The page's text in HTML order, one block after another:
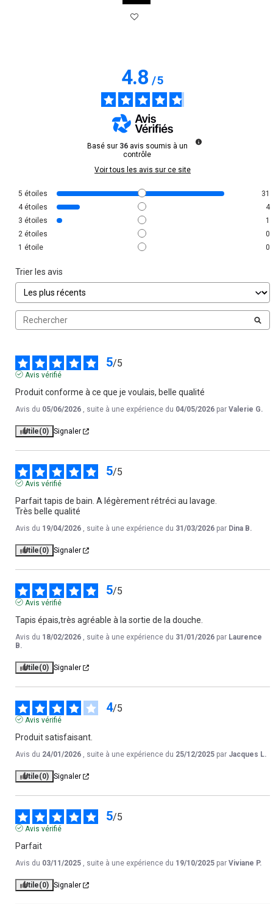
4.8/5
Basé sur 36 avis soumis à un
contrôle
Voir tous les avis sur ce site
5 étoiles
31
4 étoiles
4
3 étoiles
1
2 étoiles
0
1 étoile 0
Trier les avis
5/5
Avis vérifié
Produit conforme à ce que je voulais, belle qualité
Avis du 05/06/2026 , suite à une expérience du 04/05/2026 par Valerie G.
Utile(0) Signaler
5/5
Avis vérifié
Parfait tapis de bain. A légèrement rétréci au lavage.
Très belle qualité
Avis du 19/04/2026 , suite à une expérience du 31/03/2026 par Dina B.
Utile(0) Signaler
5/5
Avis vérifié
Tapis épais,très agréable à la sortie de la douche.
Avis du 18/02/2026 , suite à une expérience du 31/01/2026 par Laurence
B.
Utile(0) Signaler
4/5
Avis vérifié
Produit satisfaisant.
Avis du 24/01/2026 , suite à une expérience du 25/12/2025 par Jacques L.
Utile(0) Signaler
5/5
Avis vérifié
Parfait
Avis du 03/11/2025 , suite à une expérience du 19/10/2025 par Viviane P.
Utile(0) Signaler